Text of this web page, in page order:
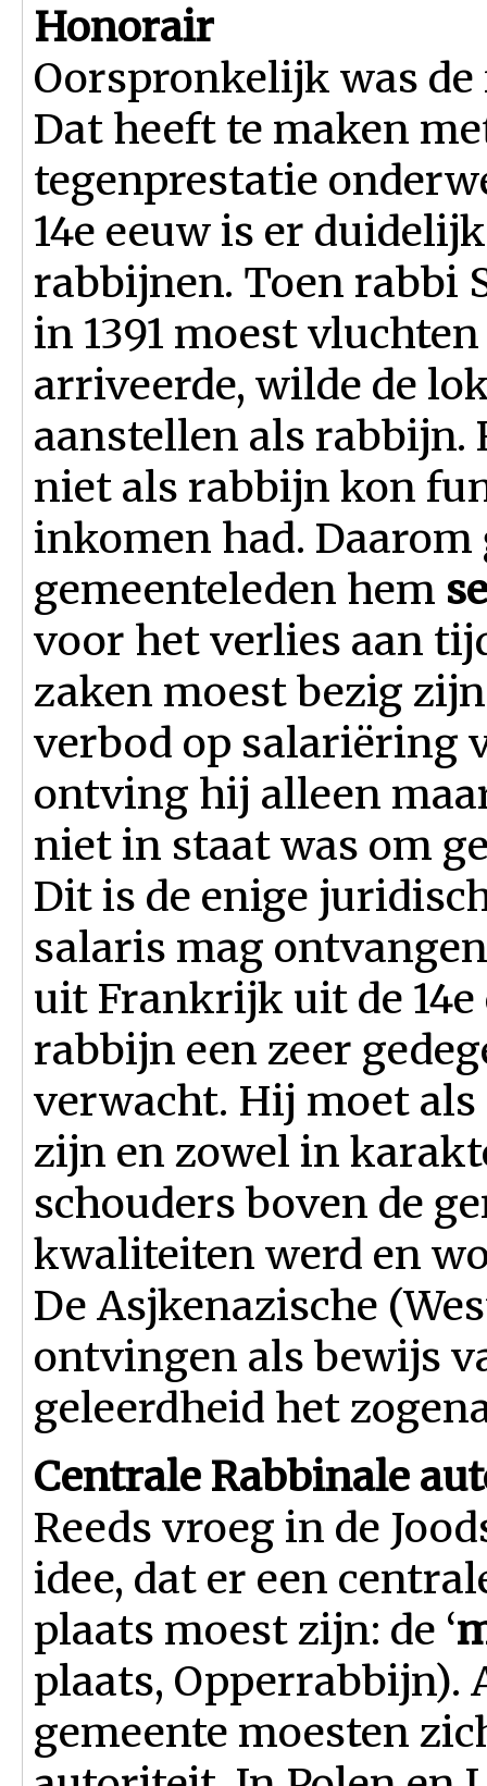
Honorair
Oorspronkelijk was
Dat heeft te maken
tegenprestatie
14e eeuw is er
rabbijnen. Toen rabbi
in 1391 moest
arriveerde, wilde de
aanstellen als rabbijn.
niet als rabbijn kon
inkomen had.
gemeenteleden hem
voor het verlies aan
zaken moest bezig
verbod op salariëring
ontving hij alleen
niet in staat was om
Dit is de enige
salaris mag
uit Frankrijk uit de
rabbijn een zeer
verwacht. Hij moet
zijn en zowel in
schouders boven de
kwaliteiten werd en
De Asjkenazische
ontvingen als bewijs
geleerdheid het
Centrale Rabbinale
Reeds vroeg in de
idee, dat er een
plaats moest zijn: de ‘
plaats, Opperrabbijn).
gemeente moesten